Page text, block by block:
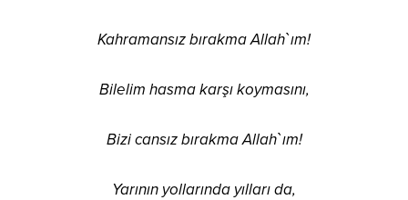
Kahramansız bırakma Allah`ım!
Bilelim hasma karşı koymasını,
Bizi cansız bırakma Allah`ım!
Yarının yollarında yılları da,